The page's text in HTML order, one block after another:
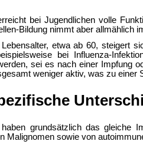
bei Jugendlichen volle
Bildung nimmt aber allmählich
etwa ab 60, steigert
bei Influenza-
sei es nach einer Impfung
weniger aktiv, was zu
grundsätzlich das gleiche
Malignomen sowie von